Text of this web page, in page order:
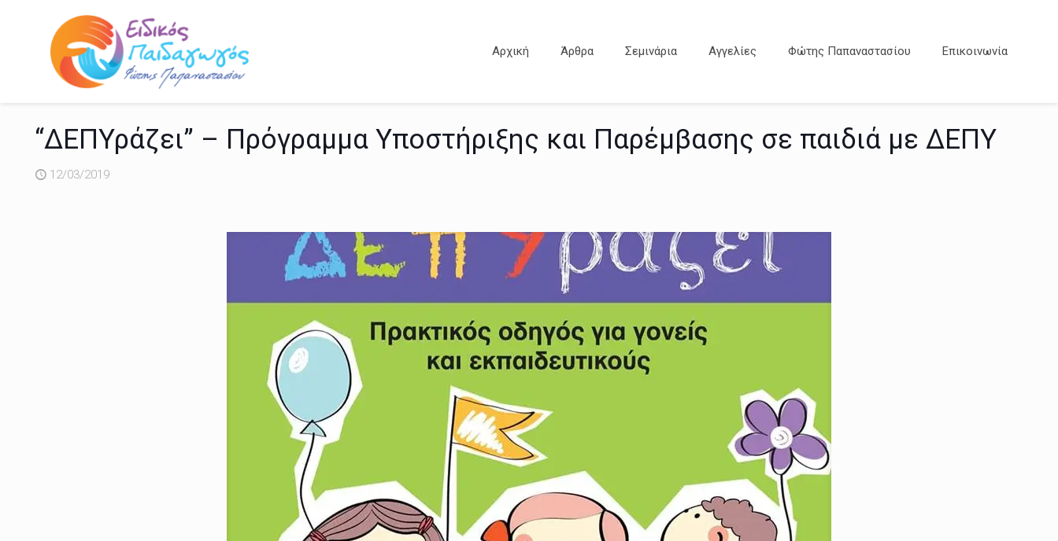
Αρχική Άρθρα Σεμινάρια Αγγελίες Φώτης Παπαναστασίου Επικοινωνία
“ΔΕΠΥράζει” – Πρόγραμμα Υποστήριξης και Παρέμβασης σε παιδιά με ΔΕΠΥ
12/03/2019